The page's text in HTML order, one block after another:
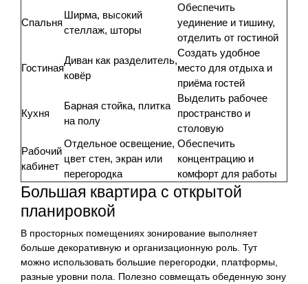
Спальня
Ширма, высокий
стеллаж, шторы
Обеспечить
уединение и тишину,
отделить от гостиной
Гостиная
Диван как разделитель,
ковёр
Создать удобное
место для отдыха и
приёма гостей
Кухня
Барная стойка, плитка
на полу
Выделить рабочее
пространство и
столовую
Рабочий
кабинет
Отдельное освещение,
цвет стен, экран или
перегородка
Обеспечить
концентрацию и
комфорт для работы
Большая квартира с открытой
планировкой
В просторных помещениях зонирование выполняет
больше декоративную и организационную роль. Тут
можно использовать большие перегородки, платформы,
разные уровни пола. Полезно совмещать обеденную зону